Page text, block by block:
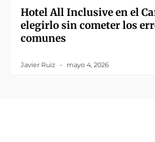
Hotel All Inclusive en el
elegirlo sin cometer los
comunes
Javier Ruiz mayo 4, 2026